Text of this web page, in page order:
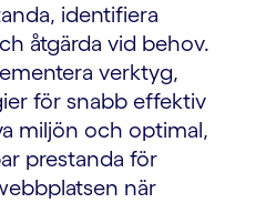
identifiera
åtgärda vid behov.
verktyg,
för snabb effektiv
miljön och optimal,
prestanda för
när